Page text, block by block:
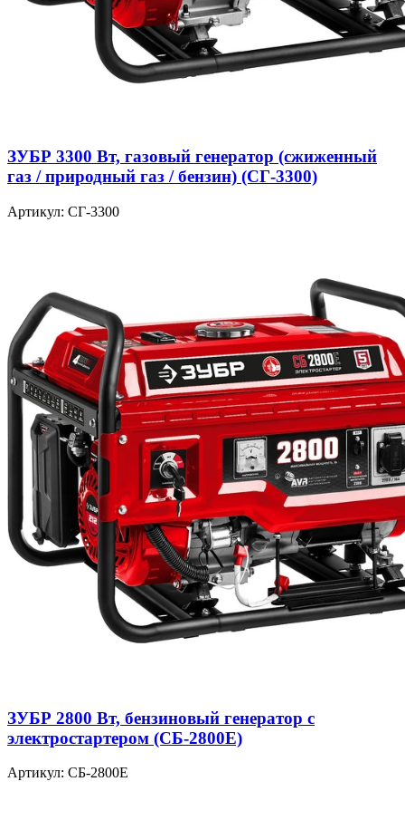
ЗУБР 3300 Вт, газовый генератор (сжиженный
газ / природный газ / бензин) (СГ-3300)
Артикул: СГ-3300
ЗУБР 2800 Вт, бензиновый генератор с
электростартером (СБ-2800Е)
Артикул: СБ-2800Е